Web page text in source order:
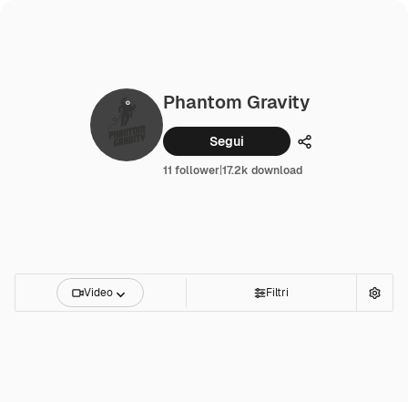
Phantom Gravity
Segui Condividi
11 follower|17.2k download
Video Filtri